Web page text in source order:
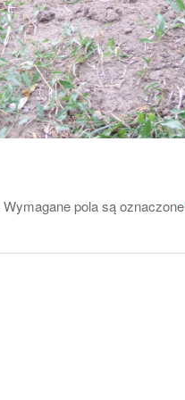
Wymagane pola są oznaczone